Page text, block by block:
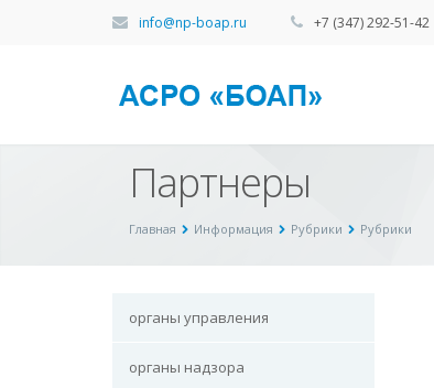
info@np-boap.ru +7 (347) 292-51-42
Партнеры
Главная Информация Рубрики Рубрики
органы управления
органы надзора